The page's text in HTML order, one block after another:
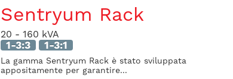
Sentryum Rack
20 - 160 kVA
1-3:3 1-3:1
La gamma Sentryum Rack è stato sviluppata
appositamente per garantire...